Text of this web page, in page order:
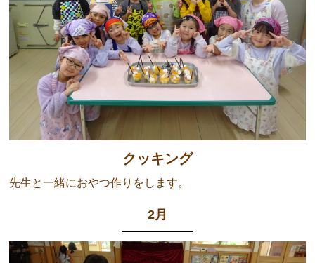
クッキング
先生と一緒におやつ作りをします。
2月